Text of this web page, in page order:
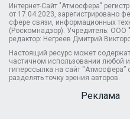
Интернет-Сайт "Атмосфера"
от 17.04.2023, зарегистрировано
сфере связи, информационных
(Роскомнадзор). Учредитель:
редактор: Негреев Дмитрий
Настоящий ресурс может
частичном использовании любой
гиперссылка на сайт
разделять точку зрения авторов.
Реклама